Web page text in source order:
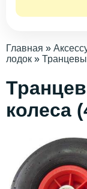
Главная »
лодок »
колеса